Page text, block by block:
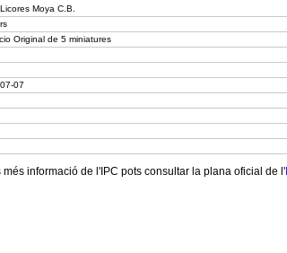
Moya C.B.
Original de 5 miniatures
07
informació de l'IPC pots consultar la plana oficial de l'